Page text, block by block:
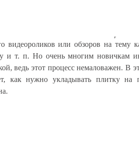
видеороликов или обзоров на тему
и т. п. Но очень многим новичкам
ведь этот процесс немаловажен. В
как нужно укладывать плитку